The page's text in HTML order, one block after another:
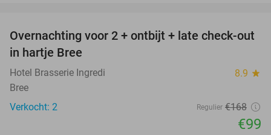
41%
TODAY
Overnachting voor 2 + ontbijt + late check-out
in hartje Bree
Hotel Brasserie Ingredi 8.9 star
Bree
Verkocht: 2
Regulier €168
€99